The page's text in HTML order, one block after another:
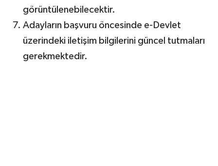
görüntülenebilecektir.
Adayların başvuru öncesinde e-Devlet
üzerindeki iletişim bilgilerini güncel tutmaları
gerekmektedir.